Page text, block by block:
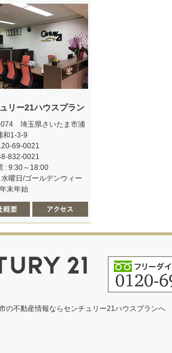
リー21ハウスプラン
埼玉県さいたま市浦
和1-3-9
69-0021
832-0021
: 9:30～18:00
水曜日/ゴールデンウィー
末年始
の不動産情報ならセンチュリー21ハウスプランへ